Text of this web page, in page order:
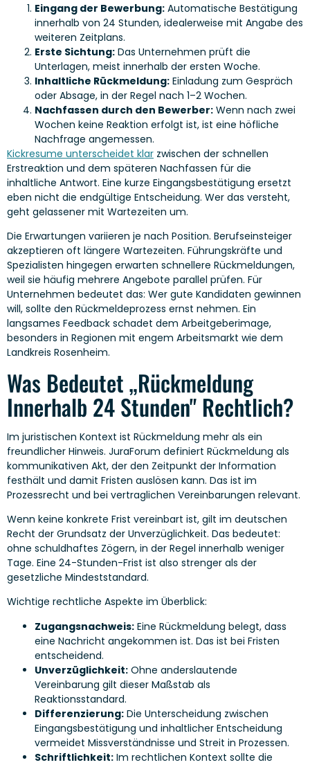
Eingang der Bewerbung: Automatische Bestätigung
innerhalb von 24 Stunden, idealerweise mit Angabe des
weiteren Zeitplans.
Erste Sichtung: Das Unternehmen prüft die
Unterlagen, meist innerhalb der ersten Woche.
Inhaltliche Rückmeldung: Einladung zum Gespräch
oder Absage, in der Regel nach 1–2 Wochen.
Nachfassen durch den Bewerber: Wenn nach zwei
Wochen keine Reaktion erfolgt ist, ist eine höfliche
Nachfrage angemessen.
Kickresume unterscheidet klar zwischen der schnellen
Erstreaktion und dem späteren Nachfassen für die
inhaltliche Antwort. Eine kurze Eingangsbestätigung ersetzt
eben nicht die endgültige Entscheidung. Wer das versteht,
geht gelassener mit Wartezeiten um.
Die Erwartungen variieren je nach Position. Berufseinsteiger
akzeptieren oft längere Wartezeiten. Führungskräfte und
Spezialisten hingegen erwarten schnellere Rückmeldungen,
weil sie häufig mehrere Angebote parallel prüfen. Für
Unternehmen bedeutet das: Wer gute Kandidaten gewinnen
will, sollte den Rückmeldeprozess ernst nehmen. Ein
langsames Feedback schadet dem Arbeitgeberimage,
besonders in Regionen mit engem Arbeitsmarkt wie dem
Landkreis Rosenheim.
Was Bedeutet „Rückmeldung
Innerhalb 24 Stunden" Rechtlich?
Im juristischen Kontext ist Rückmeldung mehr als ein
freundlicher Hinweis. JuraForum definiert Rückmeldung als
kommunikativen Akt, der den Zeitpunkt der Information
festhält und damit Fristen auslösen kann. Das ist im
Prozessrecht und bei vertraglichen Vereinbarungen relevant.
Wenn keine konkrete Frist vereinbart ist, gilt im deutschen
Recht der Grundsatz der Unverzüglichkeit. Das bedeutet:
ohne schuldhaftes Zögern, in der Regel innerhalb weniger
Tage. Eine 24-Stunden-Frist ist also strenger als der
gesetzliche Mindeststandard.
Wichtige rechtliche Aspekte im Überblick:
Zugangsnachweis: Eine Rückmeldung belegt, dass
eine Nachricht angekommen ist. Das ist bei Fristen
entscheidend.
Unverzüglichkeit: Ohne anderslautende
Vereinbarung gilt dieser Maßstab als
Reaktionsstandard.
Differenzierung: Die Unterscheidung zwischen
Eingangsbestätigung und inhaltlicher Entscheidung
vermeidet Missverständnisse und Streit in Prozessen.
Schriftlichkeit: Im rechtlichen Kontext sollte die